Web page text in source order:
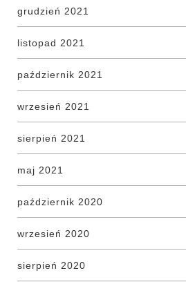
grudzień 2021
listopad 2021
październik 2021
wrzesień 2021
sierpień 2021
maj 2021
październik 2020
wrzesień 2020
sierpień 2020